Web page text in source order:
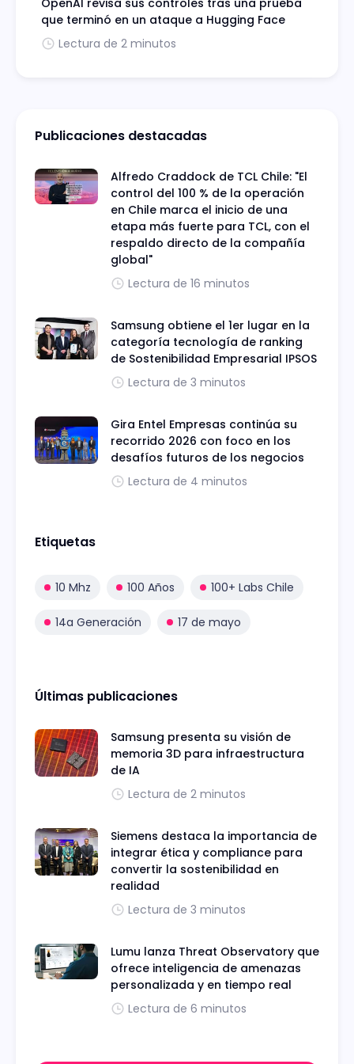
OpenAI revisa sus controles tras una prueba
que terminó en un ataque a Hugging Face
Lectura de 2 minutos
Publicaciones destacadas
Alfredo Craddock de TCL Chile: "El
control del 100 % de la operación
en Chile marca el inicio de una
etapa más fuerte para TCL, con el
respaldo directo de la compañía
global"
Lectura de 16 minutos
Samsung obtiene el 1er lugar en la
categoría tecnología de ranking
de Sostenibilidad Empresarial IPSOS
Lectura de 3 minutos
Gira Entel Empresas continúa su
recorrido 2026 con foco en los
desafíos futuros de los negocios
Lectura de 4 minutos
Etiquetas
10 Mhz 100 Años 100+ Labs Chile
14a Generación 17 de mayo
Últimas publicaciones
Samsung presenta su visión de
memoria 3D para infraestructura
de IA
Lectura de 2 minutos
Siemens destaca la importancia de
integrar ética y compliance para
convertir la sostenibilidad en
realidad
Lectura de 3 minutos
Lumu lanza Threat Observatory que
ofrece inteligencia de amenazas
personalizada y en tiempo real
Lectura de 6 minutos